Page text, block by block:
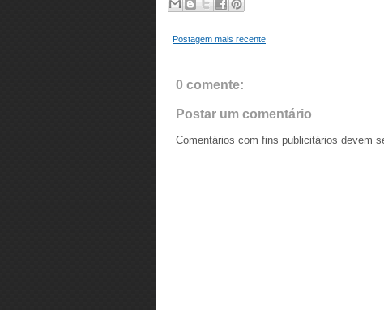
Postagem mais recente
0 comente:
Postar um comentário
Comentários com fins publicitários devem